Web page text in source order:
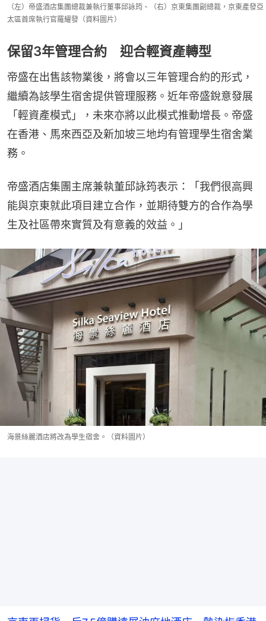
（左）帝盛酒店集團總裁兼執行董事邱詠筠、（右）京東集團副總裁，京東產發亞
太區首席執行官羅耀發（資料圖片）
保留3年管理合約 迎合輕資產轉型
帝盛在出售該物業後，將會以三年管理合約的形式，
繼續為該學生宿舍提供管理服務。近年帝盛銳意發展
「輕資產模式」，未來亦將以此模式推動增長。帝盛
在香港、馬來西亞及新加坡三地均有管理學生宿舍業
務。
帝盛酒店集團主席兼執董邱詠筠表示：「我們很高興
能與京東就此項目建立合作，並期待雙方的合作為學
生及社區帶來實質及有意義的效益。」
海景絲麗酒店將改為學生宿舍。（資料圖片）